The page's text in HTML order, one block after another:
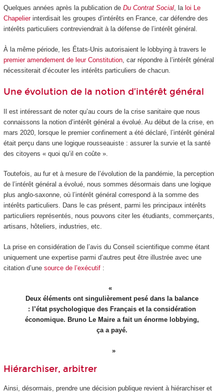
Quelques années après la publication de Du Contrat Social, la loi Le
Chapelierinterdisait les groupes d’intérêts en France, car défendre des
intérêts particuliers contreviendrait à la défense de l’intérêt général.
À la même période, les États-Unis autorisaient le lobbying à travers le
premier amendement de leur Constitution, car répondre à l’intérêt général
nécessiterait d’écouter les intérêts particuliers de chacun.
Une évolution de la notion d’intérêt général
Il est intéressant de noter qu’au cours de la crise sanitaire que nous
connaissons la notion d’intérêt général a évolué. Au début de la crise, en
mars 2020, lorsque le premier confinement a été déclaré, l’intérêt général
était perçu dans une logique rousseauiste : assurer la survie et la santé
des citoyens « quoi qu’il en coûte ».
Toutefois, au fur et à mesure de l’évolution de la pandémie, la perception
de l’intérêt général a évolué, nous sommes désormais dans une logique
plus anglo-saxonne, où l’intérêt général correspond à la somme des
intérêts particuliers. Dans le cas présent, parmi les principaux intérêts
particuliers représentés, nous pouvons citer les étudiants, commerçants,
artisans, hôteliers, industries, etc.
La prise en considération de l’avis du Conseil scientifique comme étant
uniquement une expertise parmi d’autres peut être illustrée avec une
citation d’une source de l’exécutif:
Deux éléments ont singulièrement pesé dans la balance
: l’état psychologique des Français et la considération
économique. Bruno Le Maire a fait un énorme lobbying,
ça a payé.
Hiérarchiser, arbitrer
Ainsi, désormais, prendre une décision publique revient à hiérarchiser et